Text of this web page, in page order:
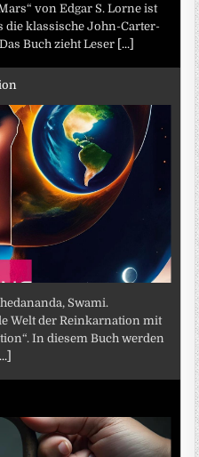
von Edgar S. Lorne ist
die klassische John-Carter-
Buch zieht Leser [...]
Swami.
Welt der Reinkarnation mit
In diesem Buch werden
[...]